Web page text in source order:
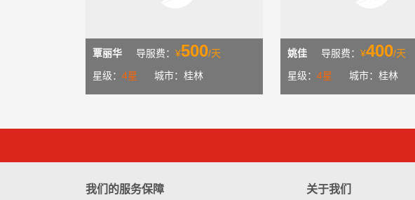
覃丽华 导服费： ¥500/天
星级： 4星 城市：桂林
姚佳 导服费： ¥400/天
星级： 4星 城市：桂林
我们的服务保障 关于我们